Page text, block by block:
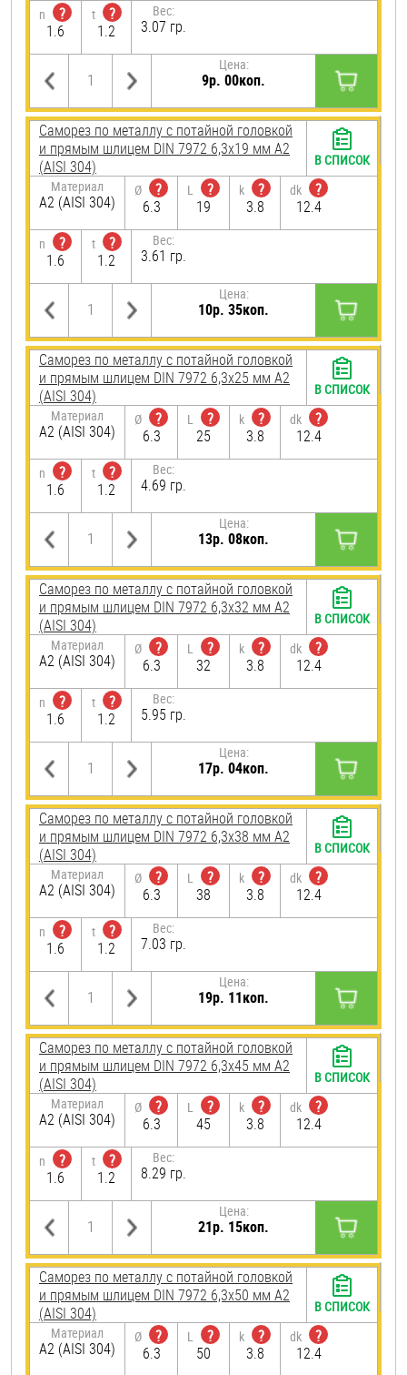
n
?
1.6
t
?
1.2
Вес:
3.07 гр.
Цена:
9р. 00коп.
Саморез по металлу с потайной головкой
и прямым шлицем DIN 7972 6,3х19 мм А2
(AISI 304)
Материал
А2 (AISI 304)
Ø
?
6.3
L
?
19
k
?
3.8
dk
?
12.4
n
?
1.6
t
?
1.2
Вес:
3.61 гр.
Цена:
10р. 35коп.
В СПИСОК
Саморез по металлу с потайной головкой
и прямым шлицем DIN 7972 6,3х25 мм А2
(AISI 304)
Материал
А2 (AISI 304)
Ø
?
6.3
L
?
25
k
?
3.8
dk
?
12.4
n
?
1.6
t
?
1.2
Вес:
4.69 гр.
Цена:
13р. 08коп.
В СПИСОК
Саморез по металлу с потайной головкой
и прямым шлицем DIN 7972 6,3х32 мм А2
(AISI 304)
Материал
А2 (AISI 304)
Ø
?
6.3
L
?
32
k
?
3.8
dk
?
12.4
n
?
1.6
t
?
1.2
Вес:
5.95 гр.
Цена:
17р. 04коп.
В СПИСОК
Саморез по металлу с потайной головкой
и прямым шлицем DIN 7972 6,3х38 мм А2
(AISI 304)
Материал
А2 (AISI 304)
Ø
?
6.3
L
?
38
k
?
3.8
dk
?
12.4
n
?
1.6
t
?
1.2
Вес:
7.03 гр.
Цена:
19р. 11коп.
В СПИСОК
Саморез по металлу с потайной головкой
и прямым шлицем DIN 7972 6,3х45 мм А2
(AISI 304)
Материал
А2 (AISI 304)
Ø
?
6.3
L
?
45
k
?
3.8
dk
?
12.4
n
?
1.6
t
?
1.2
Вес:
8.29 гр.
Цена:
21р. 15коп.
В СПИСОК
Саморез по металлу с потайной головкой
и прямым шлицем DIN 7972 6,3х50 мм А2
(AISI 304)
Материал
А2 (AISI 304)
Ø
?
6.3
L
?
50
k
?
3.8
dk
?
12.4
В СПИСОК